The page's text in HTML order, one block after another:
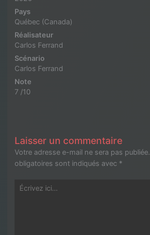
Pays
Québec (Canada)
Réalisateur
Carlos Ferrand
Scénario
Carlos Ferrand
Note
7 /10
Laisser un commentaire
Votre adresse e-mail ne sera pas publiée.
obligatoires sont indiqués avec *
Écrivez